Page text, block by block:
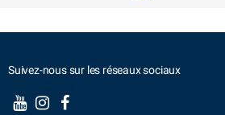
Suivez-nous sur les réseaux sociaux